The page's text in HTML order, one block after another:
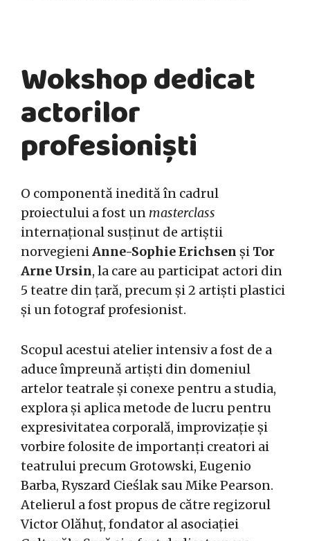
Wokshop dedicat
actorilor
profesioniști
O componentă inedită în cadrul
proiectului a fost un masterclass
internațional susținut de artiștii
norvegieniAnne-Sophie Erichsen și Tor
Arne Ursin, la care au participat actori din
5 teatre din țară, precum și 2 artiști plastici
și un fotograf profesionist.
Scopul acestui atelier intensiv a fost de a
aduce împreună artiști din domeniul
artelor teatrale și conexe pentru a studia,
explora și aplica metode de lucru pentru
expresivitatea corporală, improvizație și
vorbire folosite de importanți creatori ai
teatrului precum Grotowski, Eugenio
Barba, Ryszard Cieślak sau Mike Pearson.
Atelierul a fost propus de către regizorul
Victor Olăhuț, fondator al asociației